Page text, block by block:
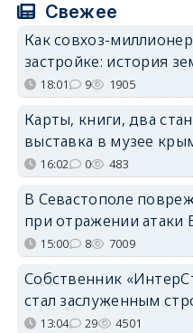
Свежее
Как совхоз-
застройке: история
18:01 9 1905
Карты, книги, два
выставка в музее
16:02 0 483
В Севастополе
при отражении атаки
15:00 8 7009
Собственник
стал заслуженным
13:04 29 4501